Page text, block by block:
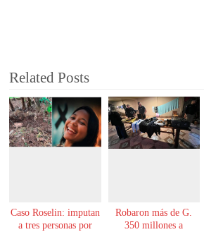
Related Posts
Caso Roselin: imputan
a tres personas por
Robaron más de G.
350 millones a